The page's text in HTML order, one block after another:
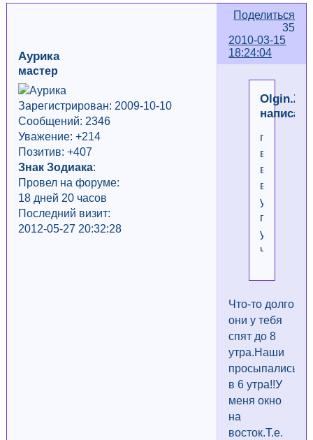
Поделиться
35
2010-03-15
18:24:04
Аурика
мастер
Зарегистрирован: 2009-10-10
Сообщений: 2346
Уважение: +214
Позитив: +407
Знак Зодиака:
Провел на форуме:
18 дней 20 часов
Последний визит:
2012-05-27 20:32:28
Olgin.Z
по
в
восемь
утра
уже
чирикают.
Что-то долго
они у тебя
спят до 8
утра.Наши
просыпались
в 6 утра!!У
меня окно
на
восток.Т.е.